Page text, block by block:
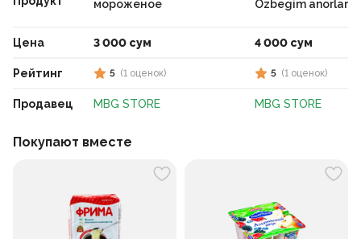
Цена
Рейтинг
Продавец
мороженое
3 000 сум
5 (1 оценок)
MBG STORE
Ozbegim anorlari
4 000 сум
5 (1 оценок)
MBG STORE
Покупают вместе